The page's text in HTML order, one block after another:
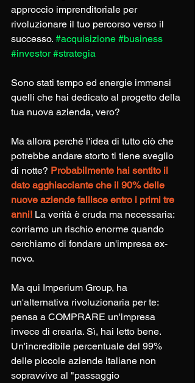
approccio imprenditoriale per
rivoluzionare il tuo percorso verso il
successo. #acquisizione #business
#investor #strategia
Sono stati tempo ed energie immensi
quelli che hai dedicato al progetto della
tua nuova azienda, vero?
Ma allora perché l'idea di tutto ciò che
potrebbe andare storto ti tiene sveglio
di notte? Probabilmente hai sentito il
dato agghiacciante che il 90% delle
nuove aziende fallisce entro i primi tre
anni! La verità è cruda ma necessaria:
corriamo un rischio enorme quando
cerchiamo di fondare un'impresa ex-
novo.
Ma qui Imperium Group, ha
un'alternativa rivoluzionaria per te:
pensa a COMPRARE un'impresa
invece di crearla. Sì, hai letto bene.
Un'incredibile percentuale del 99%
delle piccole aziende italiane non
sopravvive al "passaggio